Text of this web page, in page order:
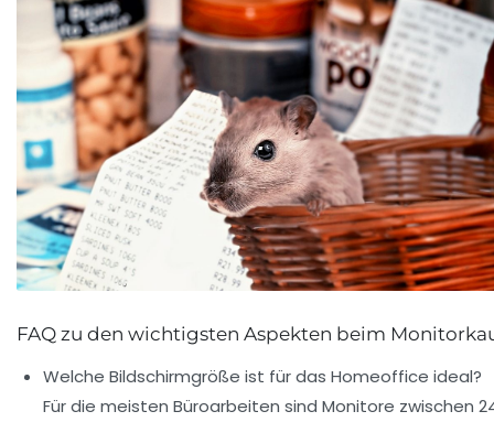
FAQ zu den wichtigsten Aspekten beim
Welche Bildschirmgröße ist für das Homeoffice ideal?
Für die meisten Büroarbeiten sind Monitore zwischen